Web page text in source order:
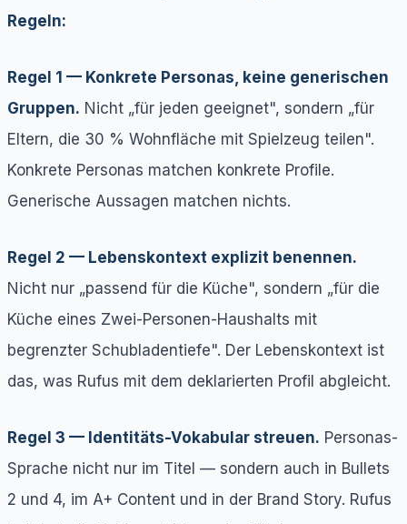
Regeln:
Regel 1 — Konkrete Personas, keine generischen
Gruppen. Nicht „für jeden geeignet", sondern „für
Eltern, die 30 % Wohnfläche mit Spielzeug teilen".
Konkrete Personas matchen konkrete Profile.
Generische Aussagen matchen nichts.
Regel 2 — Lebenskontext explizit benennen.
Nicht nur „passend für die Küche", sondern „für die
Küche eines Zwei-Personen-Haushalts mit
begrenzter Schubladentiefe". Der Lebenskontext ist
das, was Rufus mit dem deklarierten Profil abgleicht.
Regel 3 — Identitäts-Vokabular streuen. Personas-
Sprache nicht nur im Titel — sondern auch in Bullets
2 und 4, im A+ Content und in der Brand Story. Rufus